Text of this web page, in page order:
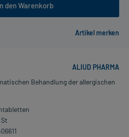
den Warenkorb
ALIUD PHARMA
Behandlung der allergischen
St